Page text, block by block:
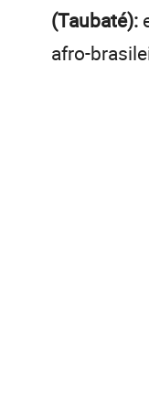
(Taubaté):
afro-